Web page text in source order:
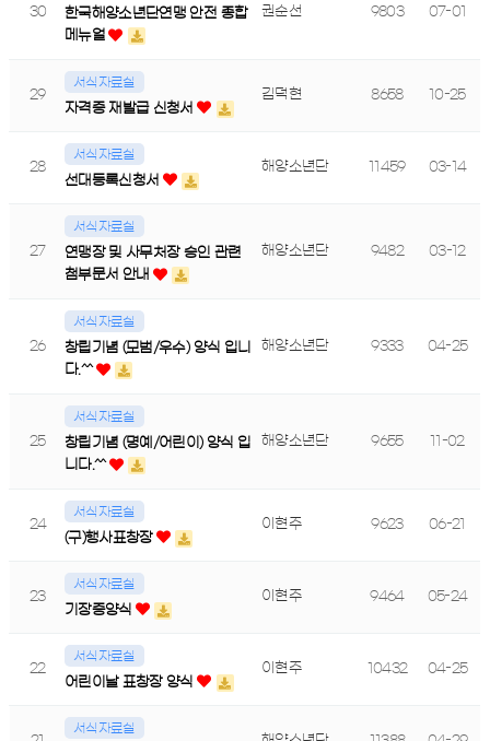
30
한국해양소년단연맹 안전 종합
메뉴얼
권순선 9803 07-01
29
서식자료실
자격증 재발급 신청서
김덕현 8658 10-25
28
서식자료실
선대등록신청서
해양소년단 11459 03-14
27
서식자료실
연맹장 및 사무처장 승인 관련
첨부문서 안내
해양소년단 9482 03-12
26
서식자료실
창립기념 (모범/우수) 양식 입니
다.^^
해양소년단 9333 04-25
25
서식자료실
창립기념 (명예/어린이) 양식 입
니다.^^
해양소년단 9655 11-02
24
서식자료실
(구)행사표창장
이현주 9623 06-21
23
서식자료실
기장증양식
이현주 9464 05-24
22
서식자료실
어린이날 표창장 양식
이현주 10432 04-25
서식자료실